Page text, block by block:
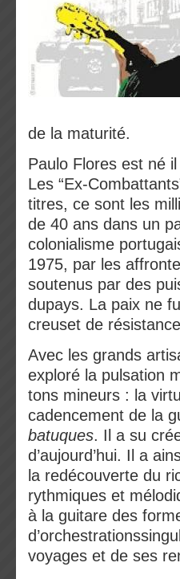
de la maturité.
Paulo Flores est né
Les “Ex-
titres, ce sont les
de 40 ans dans un
colonialisme
1975, par les
soutenus par des
dupays. La paix ne
creuset de
Avec les grands
exploré la pulsation
tons mineurs : la
cadencement de la
batuques. Il a su
d’aujourd’hui. Il a
la redécouverte du
rythmiques et
à la guitare des
voyages et de ses